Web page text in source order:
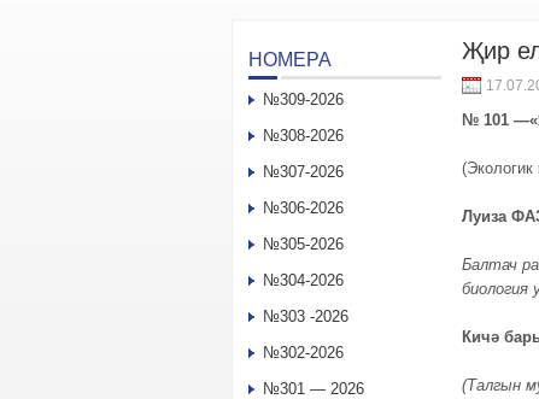
Җир
№ 101
(Экологик
Луиза
Балтач
Кичә
(Талгын
НОМЕРА
№309-2026
№308-2026
№307-2026
№306-2026
№305-2026
№304-2026
№303 -2026
№302-2026
№301 — 2026